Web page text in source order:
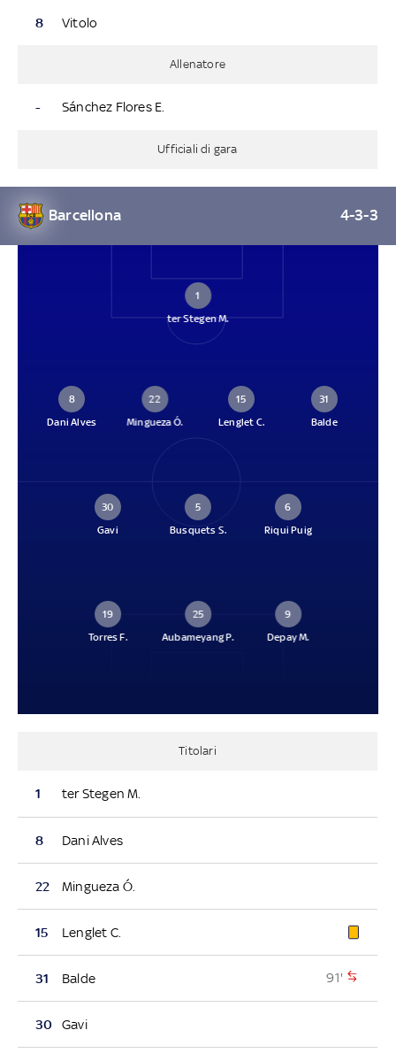
8 Vitolo
Allenatore
- Sánchez Flores E.
Ufficiali di gara
Barcellona 4-3-3
1
ter Stegen M.
8
Dani Alves
22
Mingueza Ó.
15
Lenglet C.
31
Balde
30
Gavi
5
Busquets S.
6
Riqui Puig
19
Torres F.
25
Aubameyang P.
9
Depay M.
Titolari
1 ter Stegen M.
8 Dani Alves
22 Mingueza Ó.
15 Lenglet C.
31 Balde 91'
30 Gavi